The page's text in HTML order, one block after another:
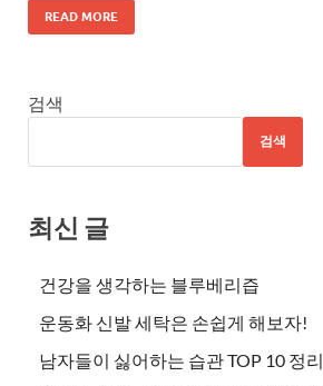
READ MORE
검색
검색
최신 글
건강을 생각하는 블루베리즙
운동화 신발 세탁은 손쉽게 해보자!
남자들이 싫어하는 습관 TOP 10 정리